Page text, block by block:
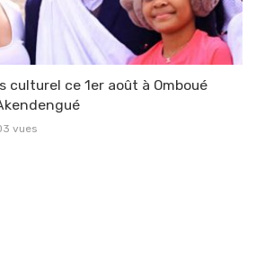
culturel ce 1er août à Omboué
vues